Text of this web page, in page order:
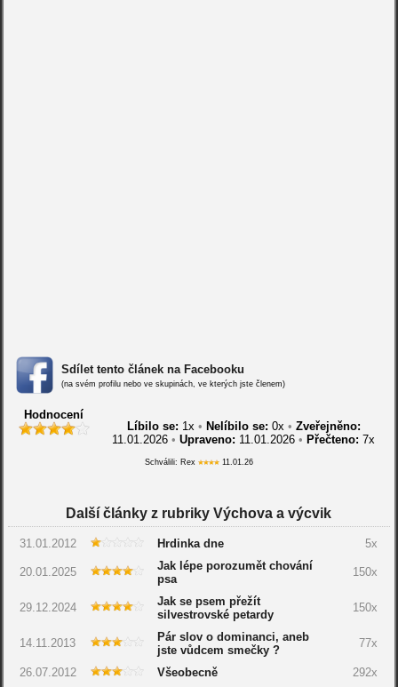
Sdílet tento článek na Facebooku
(na svém profilu nebo ve skupinách, ve kterých jste členem)
Hodnocení
Líbilo se: 1x • Nelíbilo se: 0x • Zveřejněno:
11.01.2026• Upraveno: 11.01.2026• Přečteno: 7x
Schválili: Rex 11.01.26
Další články z rubriky Výchova a výcvik
31.01.2012 Hrdinka dne 5x
20.01.2025
Jak lépe porozumět chování
psa
150x
29.12.2024
Jak se psem přežít
silvestrovské petardy
150x
14.11.2013
Pár slov o dominanci, aneb
jste vůdcem smečky ?
77x
26.07.2012 Všeobecně
292x